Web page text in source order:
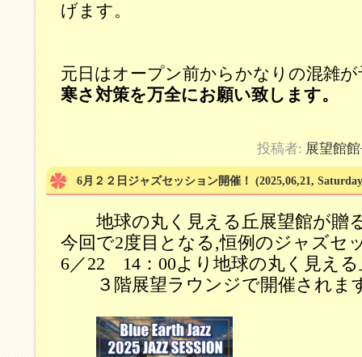
げます。
元日はオープン前からかなりの混雑
寒さ対策を万全にお願い致します。
投稿者: 展望館
6月２２日ジャズセッション開催！ (2025,06,21,
地球の丸く見える丘展望館が贈
今回で2度目となる,恒例のジャズセ
6／22 14：00より地球の丸く見える
３階展望ラウンジで開催されま